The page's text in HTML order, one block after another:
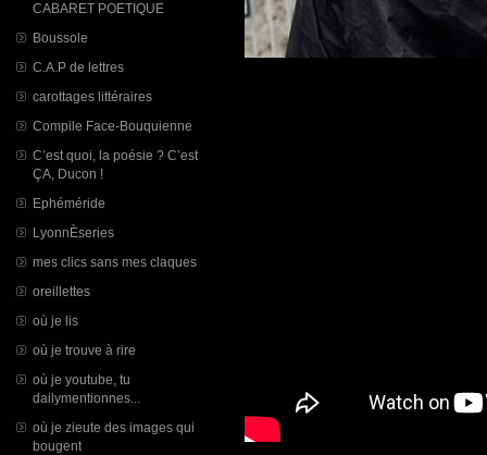
CABARET POETIQUE
Boussole
C.A.P de lettres
carottages littéraires
Compile Face-Bouquienne
C’est quoi, la poésie ? C’est
ÇA, Ducon !
Ephéméride
LyonnÈseries
mes clics sans mes claques
oreillettes
où je lis
où je trouve à rire
où je youtube, tu
dailymentionnes...
où je zieute des images qui
bougent